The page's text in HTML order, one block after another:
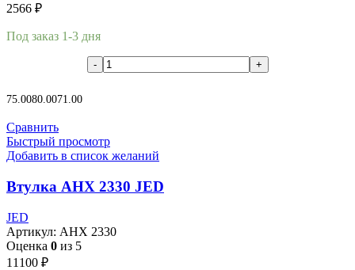
2566 ₽
Под заказ 1-3 дня
75.0080.0071.00
Сравнить
Быстрый просмотр
Добавить в список желаний
Втулка AHX 2330 JED
JED
Артикул: AHX 2330
Оценка 0 из 5
11100 ₽